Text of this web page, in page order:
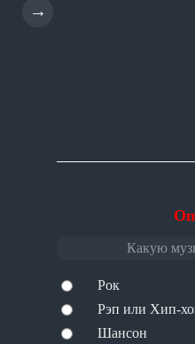
Какую
Рок
Рэп или Хип-
Шансон
→